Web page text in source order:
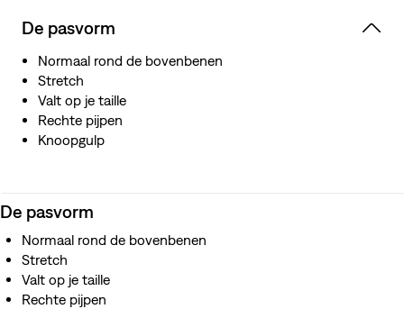
De pasvorm
Normaal rond de bovenbenen
Stretch
Valt op je taille
Rechte pijpen
Knoopgulp
De pasvorm
Normaal rond de bovenbenen
Stretch
Valt op je taille
Rechte pijpen